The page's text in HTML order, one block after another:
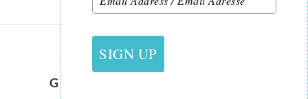
GARDENCHAIRCUSHION_12
SIGN UP